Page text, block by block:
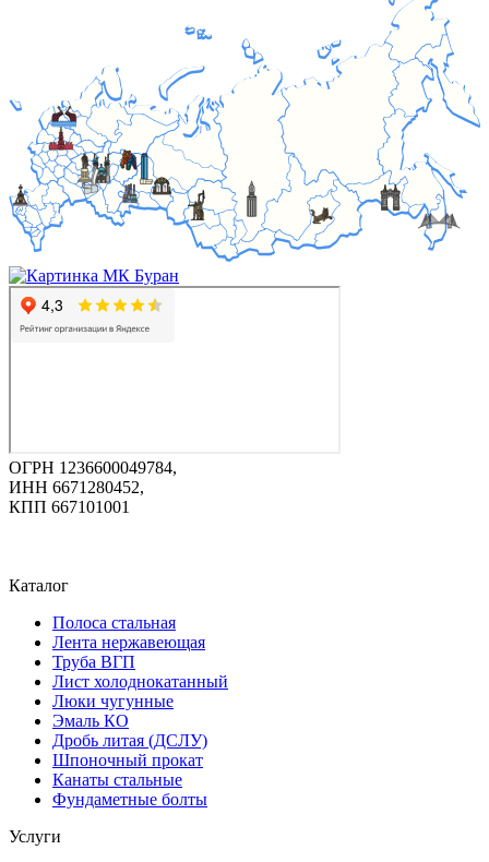
ОГРН 1236600049784,
ИНН 6671280452,
КПП 667101001
Каталог
Полоса стальная
Лента нержавеющая
Труба ВГП
Лист холоднокатанный
Люки чугунные
Эмаль КО
Дробь литая (ДСЛУ)
Шпоночный прокат
Канаты стальные
Фундаметные болты
Услуги